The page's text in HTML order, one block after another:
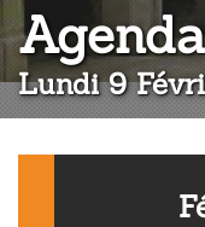
Agenda
Lundi 9